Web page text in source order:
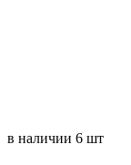
в наличии 6 шт